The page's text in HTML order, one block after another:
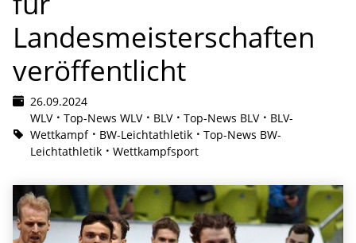
Landesmeisterschaften
veröffentlicht
26.09.2024
WLV
Top-News WLV BLV Top-News BLV
BLV-
Wettkampf
BW-Leichtathletik
Top-News BW-
Leichtathletik
Wettkampfsport